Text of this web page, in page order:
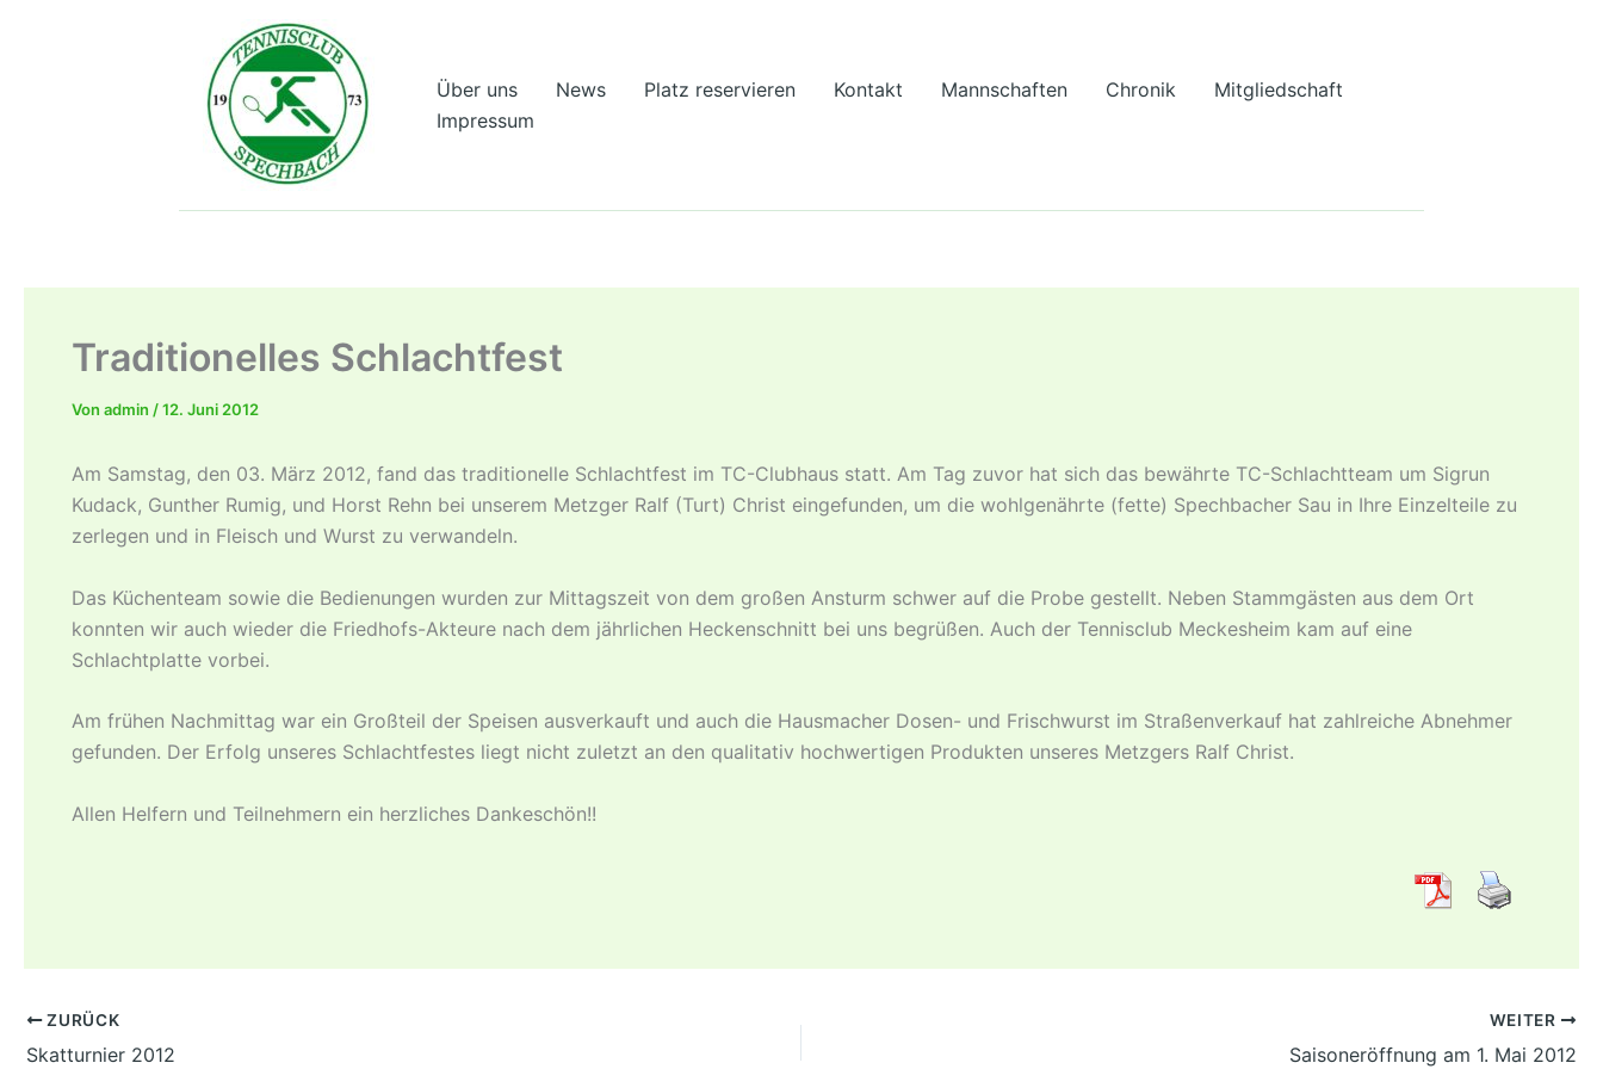
Über uns News Platz reservieren Kontakt Mannschaften Chronik
Mitgliedschaft
Impressum
Traditionelles Schlachtfest
Von admin /12. Juni 2012
Am Samstag, den 03. März 2012, fand das traditionelle Schlachtfest im TC-Clubhaus statt. Am Tag zuvor hat sich das bewährte TC-Schlachtteam um Sigrun
Kudack, Gunther Rumig, und Horst Rehn bei unserem Metzger Ralf (Turt) Christ eingefunden, um die wohlgenährte (fette) Spechbacher Sau in Ihre Einzelteile zu
zerlegen und in Fleisch und Wurst zu verwandeln.
Das Küchenteam sowie die Bedienungen wurden zur Mittagszeit von dem großen Ansturm schwer auf die Probe gestellt. Neben Stammgästen aus dem Ort
konnten wir auch wieder die Friedhofs-Akteure nach dem jährlichen Heckenschnitt bei uns begrüßen. Auch der Tennisclub Meckesheim kam auf eine
Schlachtplatte vorbei.
Am frühen Nachmittag war ein Großteil der Speisen ausverkauft und auch die Hausmacher Dosen- und Frischwurst im Straßenverkauf hat zahlreiche Abnehmer
gefunden. Der Erfolg unseres Schlachtfestes liegt nicht zuletzt an den qualitativ hochwertigen Produkten unseres Metzgers Ralf Christ.
Allen Helfern und Teilnehmern ein herzliches Dankeschön!!
ZURÜCK
Skatturnier 2012
WEITER
Saisoneröffnung am 1. Mai 2012